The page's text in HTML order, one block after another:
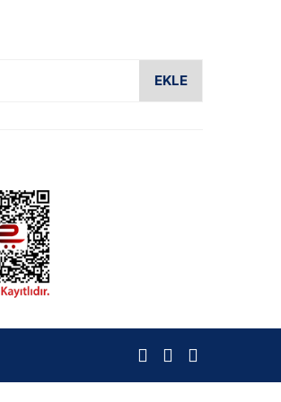
EKLE